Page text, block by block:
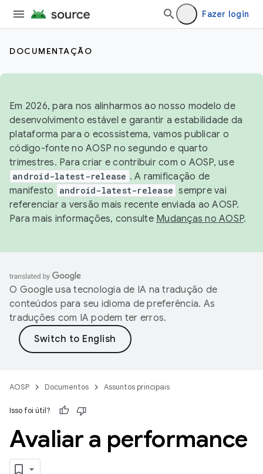
Fazer login
DOCUMENTAÇÃO
Em 2026, para nos alinharmos ao nosso modelo de
desenvolvimento estável e garantir a estabilidade da
plataforma para o ecossistema, vamos publicar o
código-fonte no AOSP no segundo e quarto
trimestres. Para criar e contribuir com o AOSP, use
android-latest-release . A ramificação de
manifesto
android-latest-release sempre vai
referenciar a versão mais recente enviada ao AOSP.
Para mais informações, consulte Mudanças no AOSP.
O Google usa tecnologia de IA na tradução de
conteúdos para seu idioma de preferência. As
traduções com IA podem ter erros.
AOSP Documentos Assuntos principais
Isso foi útil?
Avaliar a performance